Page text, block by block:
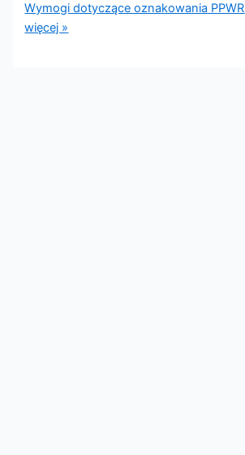
Wymogi dotyczące oznakowania PPWR
więcej »